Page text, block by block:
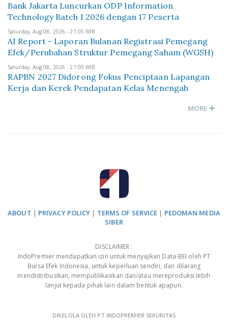
Bank Jakarta Luncurkan ODP Information
Technology Batch I 2026 dengan 17 Peserta
Saturday, Aug 08, 2026 - 21:05 WIB
AI Report - Laporan Bulanan Registrasi Pemegang
Efek/Perubahan Struktur Pemegang Saham (WGSH)
Saturday, Aug 08, 2026 - 21:00 WIB
RAPBN 2027 Didorong Fokus Penciptaan Lapangan
Kerja dan Kerek Pendapatan Kelas Menengah
MORE
ABOUT | PRIVACY POLICY | TERMS OF SERVICE | PEDOMAN MEDIA
SIBER
DISCLAIMER :
IndoPremier mendapatkan izin untuk menyajikan Data-BEI oleh PT
Bursa Efek Indonesia, untuk keperluan sendiri, dan dilarang
mendistribusikan, mempublikasikan dan/atau mereproduksi lebih
lanjut kepada pihak lain dalam bentuk apapun.
DIKELOLA OLEH PT INDOPREMIER SEKURITAS